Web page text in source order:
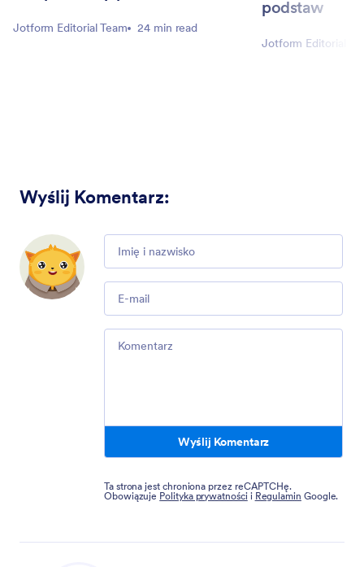
Jotform Editorial Team 24 min read
podstaw
Jotform Editorial
Wyślij Komentarz:
Comment
Email
Comment
Wyślij Komentarz
Ta strona jest chroniona przez reCAPTCHę.
Obowiązuje Polityka prywatnościi Regulamin Google.